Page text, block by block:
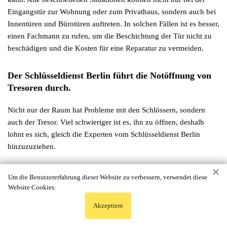
Eingangstür zur Wohnung oder zum Privathaus, sondern auch bei
Innentüren und Bürotüren auftreten. In solchen Fällen ist es besser,
einen Fachmann zu rufen, um die Beschichtung der Tür nicht zu
beschädigen und die Kosten für eine Reparatur zu vermeiden.
Der Schlüsseldienst Berlin führt die Notöffnung von
Tresoren durch.
Nicht nur der Raum hat Probleme mit den Schlössern, sondern
auch der Tresor. Viel schwieriger ist es, ihn zu öffnen, deshalb
lohnt es sich, gleich die Experten vom Schlüsseldienst Berlin
hinzuzuziehen.
Ein Tresor muss unter Umständen in mehreren Fällen geöffnet
werden:
die Schlüssel verloren gegangen sind und der Tresor
nicht mehr geöffnet werden kann;
Um die Benutzererfahrung dieser Website zu verbessern, verwendet diese
Website Cookies.
Akzeptiere